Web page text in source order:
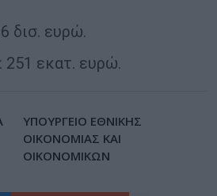
δισ. ευρώ.
251 εκατ. ευρώ.
ΥΠΟΥΡΓΕΙΟ ΕΘΝΙΚΗΣ
ΟΙΚΟΝΟΜΙΑΣ ΚΑΙ
ΟΙΚΟΝΟΜΙΚΩΝ